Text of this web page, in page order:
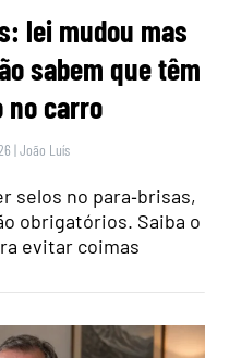
lei mudou mas
sabem que têm
no carro
|João Luís
selos no para‑brisas,
obrigatórios. Saiba o
evitar coimas